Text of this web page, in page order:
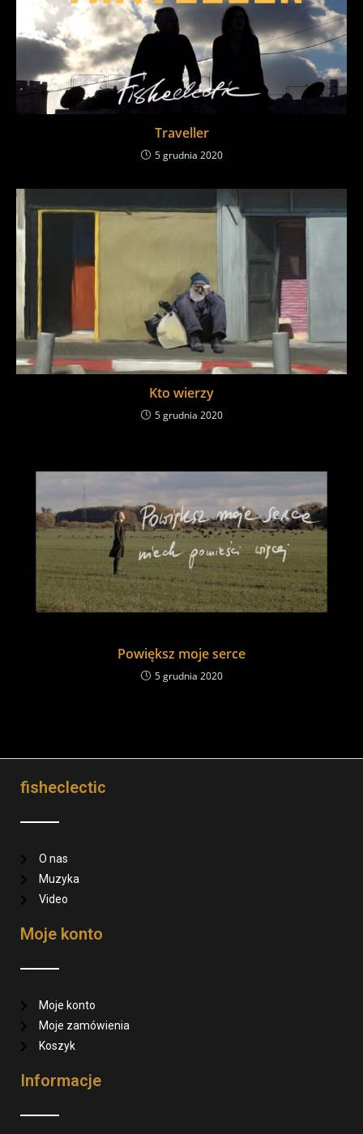
Traveller
5 grudnia 2020
Kto wierzy
5 grudnia 2020
Powiększ moje serce
5 grudnia 2020
fisheclectic
O nas
Muzyka
Video
Moje konto
Moje konto
Moje zamówienia
Koszyk
Informacje